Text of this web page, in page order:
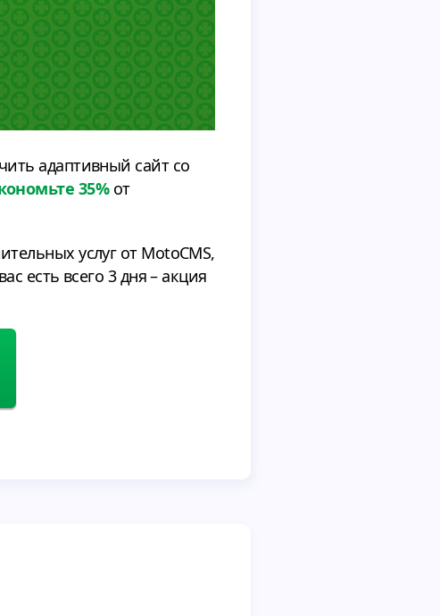
адаптивный сайт со
35%от
услуг от MotoCMS,
есть всего 3 дня – акция